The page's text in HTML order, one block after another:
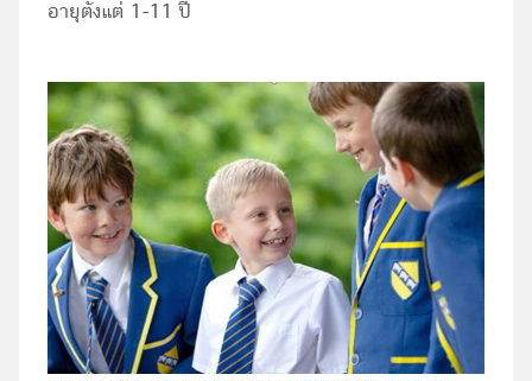
อายุตั้งแต่ 1-11 ปี